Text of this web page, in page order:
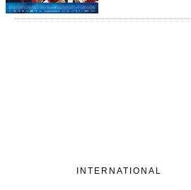
INTERNATIONAL